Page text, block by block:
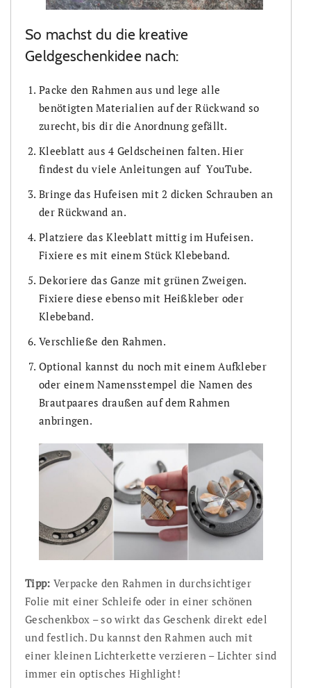
So machst du die kreative
Geldgeschenkidee nach:
Packe den Rahmen aus und lege alle
benötigten Materialien auf der Rückwand so
zurecht, bis dir die Anordnung gefällt.
Kleeblatt aus 4 Geldscheinen falten. Hier
findest du viele Anleitungen auf YouTube.
Bringe das Hufeisen mit 2 dicken Schrauben an
der Rückwand an.
Platziere das Kleeblatt mittig im Hufeisen.
Fixiere es mit einem Stück Klebeband.
Dekoriere das Ganze mit grünen Zweigen.
Fixiere diese ebenso mit Heißkleber oder
Klebeband.
Verschließe den Rahmen.
Optional kannst du noch mit einem Aufkleber
oder einem Namensstempel die Namen des
Brautpaares draußen auf dem Rahmen
anbringen.
Tipp: Verpacke den Rahmen in durchsichtiger
Folie mit einer Schleife oder in einer schönen
Geschenkbox – so wirkt das Geschenk direkt edel
und festlich. Du kannst den Rahmen auch mit
einer kleinen Lichterkette verzieren – Lichter sind
immer ein optisches Highlight!